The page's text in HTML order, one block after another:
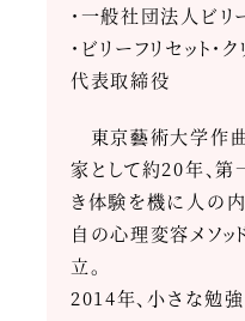
・一般社団法人ビリ
・ビリーフリセット
代表取締役
東京藝術大学作曲
家として約20年、
き体験を機に人の
自の心理変容メソッ
立。
2014年、小さな勉強